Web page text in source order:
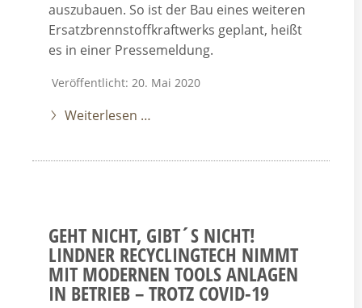
auszubauen. So ist der Bau eines weiteren
Ersatzbrennstoffkraftwerks geplant, heißt
es in einer Pressemeldung.
Veröffentlicht: 20. Mai 2020
Weiterlesen …
GEHT NICHT, GIBT´S NICHT!
LINDNER RECYCLINGTECH NIMMT
MIT MODERNEN TOOLS ANLAGEN
IN BETRIEB – TROTZ COVID-19